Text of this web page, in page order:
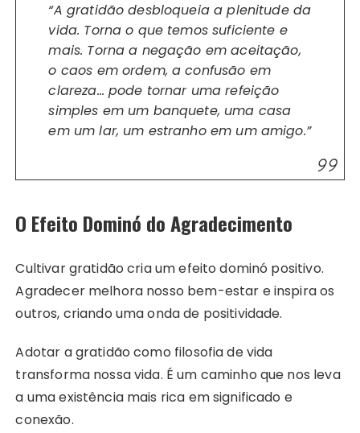
“A gratidão desbloqueia a plenitude da
vida. Torna o que temos suficiente e
mais. Torna a negação em aceitação,
o caos em ordem, a confusão em
clareza… pode tornar uma refeição
simples em um banquete, uma casa
em um lar, um estranho em um amigo.”
O Efeito Dominó do Agradecimento
Cultivar gratidão cria um efeito dominó positivo.
Agradecer melhora nosso bem-estar e inspira os
outros, criando uma onda de positividade.
Adotar a gratidão como filosofia de vida
transforma nossa vida. É um caminho que nos leva
a uma existência mais rica em significado e
conexão.